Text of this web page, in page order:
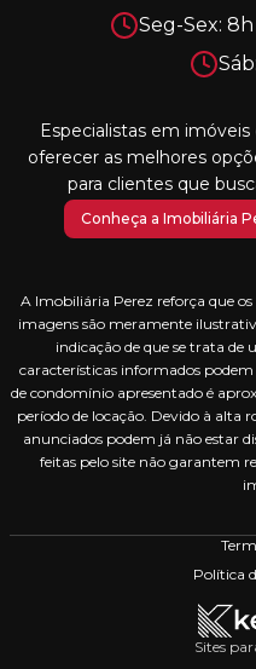
Seg-Sex: 8h
Especialistas em
oferecer as melhores
para clientes que
Conheça a Imobiliária
A Imobiliária Perez reforça que
imagens são meramente
indicação de que se trata de
características informados
de condomínio apresentado é
período de locação. Devido à alta
anunciados podem já não estar
feitas pelo site não garantem
Política
Sites